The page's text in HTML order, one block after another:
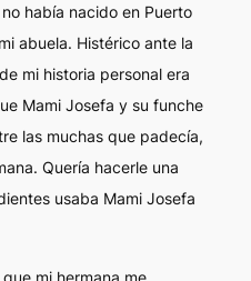
había nacido en Puerto
abuela. Histérico ante la
mi historia personal era
Mami Josefa y su funche
las muchas que padecía,
Quería hacerle una
usaba Mami Josefa
mi hermana me